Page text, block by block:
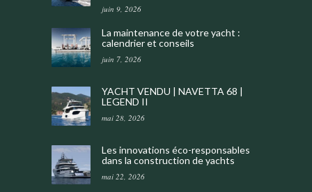
juin 9, 2026
La maintenance de votre yacht :
calendrier et conseils
juin 7, 2026
YACHT VENDU | NAVETTA 68 |
LEGEND II
mai 28, 2026
Les innovations éco-responsables
dans la construction de yachts
mai 22, 2026